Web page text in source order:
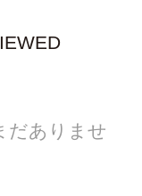
だありませ